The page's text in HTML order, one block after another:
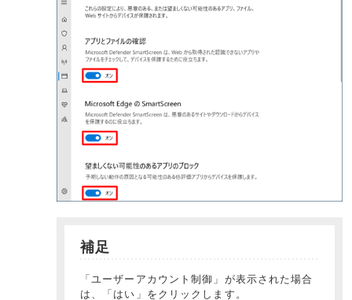
補足
「ユーザーアカウント制御」が表示された場合
は、「はい」をクリックします。